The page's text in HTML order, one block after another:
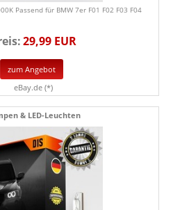
Passend für BMW 7er F01 F02 F03 F04
29,99 EUR
zum Angebot
eBay.de (*)
& LED-Leuchten